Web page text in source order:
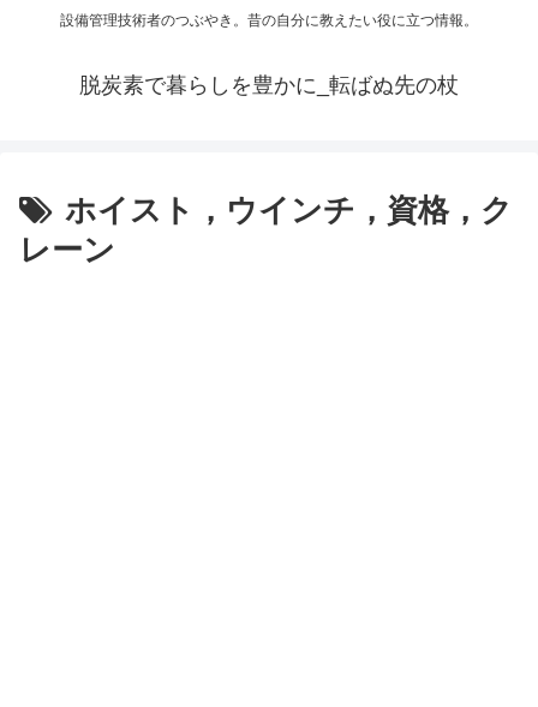
設備管理技術者のつぶやき。昔の自分に教えたい役に立つ情報。
脱炭素で暮らしを豊かに_転ばぬ先の杖
ホイスト，ウインチ，資格，ク
レーン